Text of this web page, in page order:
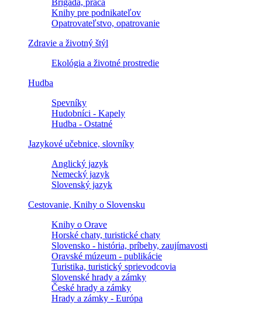
Brigáda, práca
Knihy pre podnikateľov
Opatrovateľstvo, opatrovanie
Zdravie a životný štýl
Ekológia a životné prostredie
Hudba
Spevníky
Hudobníci - Kapely
Hudba - Ostatné
Jazykové učebnice, slovníky
Anglický jazyk
Nemecký jazyk
Slovenský jazyk
Cestovanie, Knihy o Slovensku
Knihy o Orave
Horské chaty, turistické chaty
Slovensko - história, príbehy, zaujímavosti
Oravské múzeum - publikácie
Turistika, turistický sprievodcovia
Slovenské hrady a zámky
České hrady a zámky
Hrady a zámky - Európa